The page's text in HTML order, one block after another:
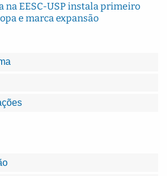
na EESC-USP instala primeiro
e marca expansão